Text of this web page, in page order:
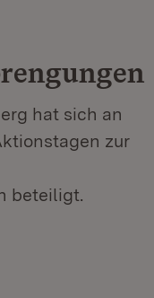
hat sich an
zur
beteiligt.